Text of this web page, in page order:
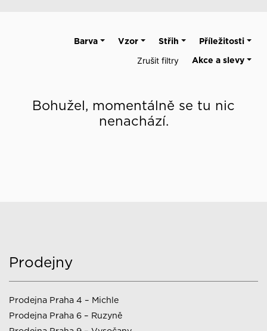
Příležitosti
Střih
Vzor
Barva
Akce a slevy
Zrušit filtry
Bohužel, momentálně se tu nic
nenachází.
Prodejny
Prodejna Praha 4 – Michle
Prodejna Praha 6 – Ruzyně